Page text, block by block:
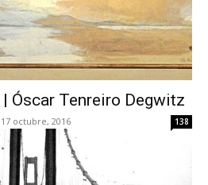
Óscar Tenreiro Degwitz
17 octubre, 2016 138